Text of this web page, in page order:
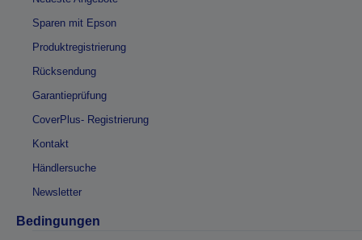
Sparen mit Epson
Produktregistrierung
Rücksendung
Garantieprüfung
CoverPlus- Registrierung
Kontakt
Händlersuche
Newsletter
Bedingungen